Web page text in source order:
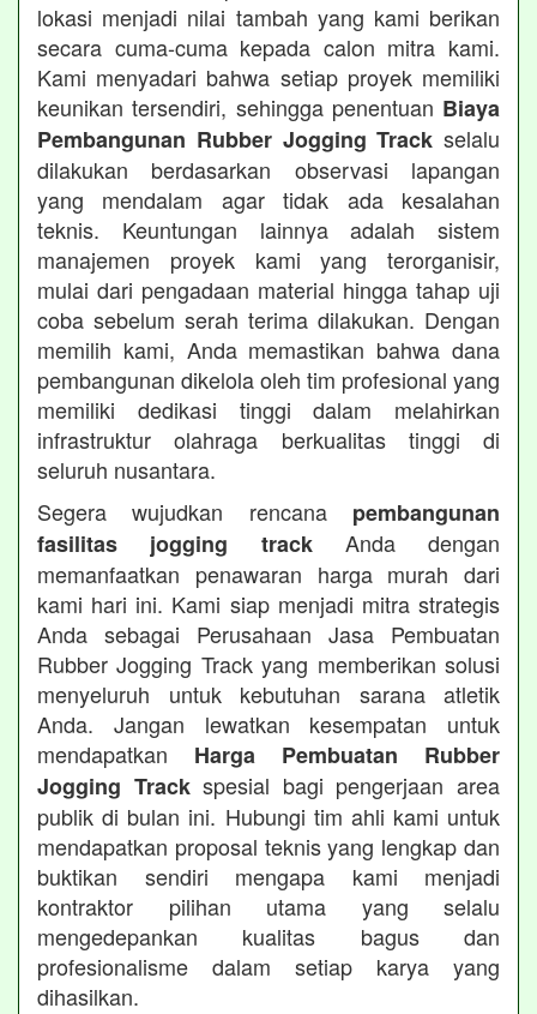
lokasi menjadi nilai tambah yang kami berikan
secara cuma-cuma kepada calon mitra kami.
Kami menyadari bahwa setiap proyek memiliki
keunikan tersendiri, sehingga penentuan Biaya
Pembangunan Rubber Jogging Track selalu
dilakukan berdasarkan observasi lapangan
yang mendalam agar tidak ada kesalahan
teknis. Keuntungan lainnya adalah sistem
manajemen proyek kami yang terorganisir,
mulai dari pengadaan material hingga tahap uji
coba sebelum serah terima dilakukan. Dengan
memilih kami, Anda memastikan bahwa dana
pembangunan dikelola oleh tim profesional yang
memiliki dedikasi tinggi dalam melahirkan
infrastruktur olahraga berkualitas tinggi di
seluruh nusantara.
Segera wujudkan rencana pembangunan
fasilitas jogging trackAnda dengan
memanfaatkan penawaran harga murah dari
kami hari ini. Kami siap menjadi mitra strategis
Anda sebagai Perusahaan Jasa Pembuatan
Rubber Jogging Track yang memberikan solusi
menyeluruh untuk kebutuhan sarana atletik
Anda. Jangan lewatkan kesempatan untuk
mendapatkan Harga Pembuatan Rubber
Jogging Trackspesial bagi pengerjaan area
publik di bulan ini. Hubungi tim ahli kami untuk
mendapatkan proposal teknis yang lengkap dan
buktikan sendiri mengapa kami menjadi
kontraktor pilihan utama yang selalu
mengedepankan kualitas bagus dan
profesionalisme dalam setiap karya yang
dihasilkan.